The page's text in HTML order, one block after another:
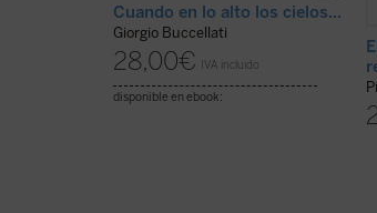
Cuando en lo alto los cielos...
Giorgio Buccellati
28,00€ IVA incluido
disponible en ebook: